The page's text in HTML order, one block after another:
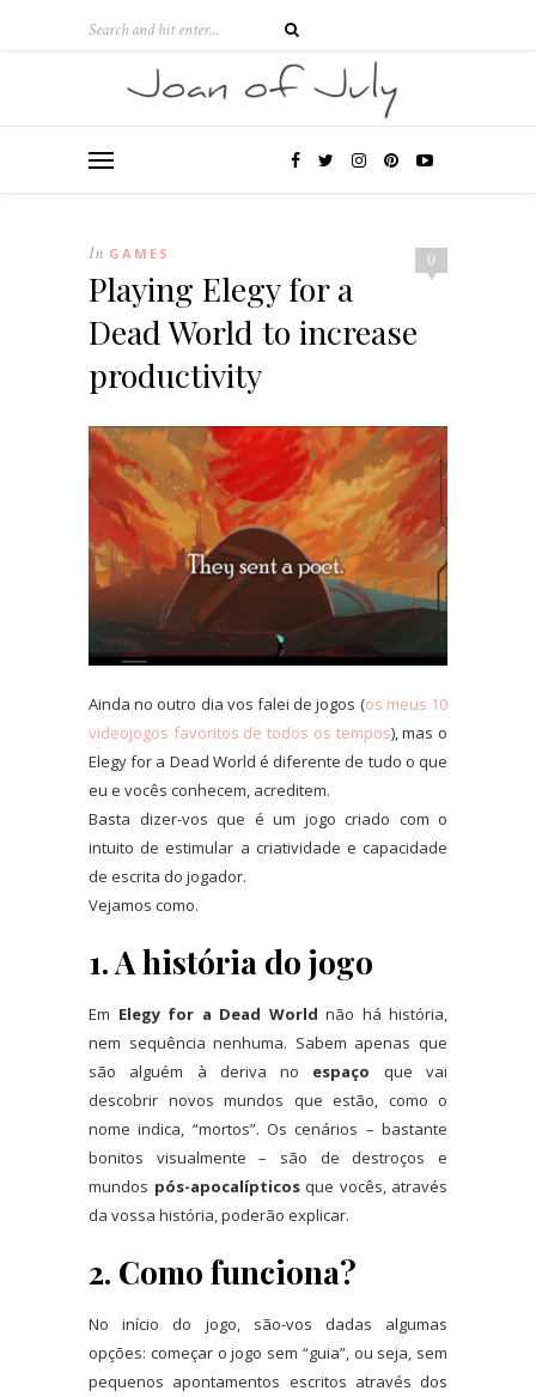
0
In GAMES
Playing Elegy for a
Dead World to increase
productivity
Ainda no outro dia vos falei de jogos (os meus 10
videojogos favoritos de todos os tempos), mas o
Elegy for a Dead World é diferente de tudo o que
eu e vocês conhecem, acreditem.
Basta dizer-vos que é um jogo criado com o
intuito de estimular a criatividade e capacidade
de escrita do jogador.
Vejamos como.
1. A história do jogo
Em Elegy for a Dead World não há história,
nem sequência nenhuma. Sabem apenas que
são alguém à deriva no espaço que vai
descobrir novos mundos que estão, como o
nome indica, “mortos”. Os cenários – bastante
bonitos visualmente – são de destroços e
mundos pós-apocalípticosque vocês, através
da vossa história, poderão explicar.
2. Como funciona?
No início do jogo, são-vos dadas algumas
opções: começar o jogo sem “guia”, ou seja, sem
pequenos apontamentos escritos através dos